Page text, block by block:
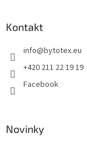
Kontakt
info@bytotex.eu
+420 211 22 19 19
Facebook
Novinky